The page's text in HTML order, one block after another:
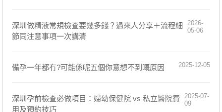
深圳做精液常規檢查要幾多錢？過來人分享＋流程細
節同注意事項一次講清
2026-
05-06
備孕一年都冇?可能係呢五個你意想不到嘅原因 2025-12-05
深圳孕前檢查必做項目：婦幼保健院 vs 私立醫院費
用及預約技巧
2025-07-
09